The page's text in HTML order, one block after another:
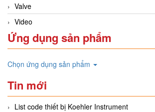
Valve
Video
Ứng dụng sản phẩm
Chọn ứng dụng sản phẩm
Tin mới
List code thiết bị Koehler Instrument